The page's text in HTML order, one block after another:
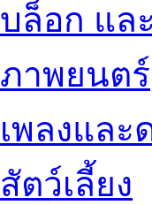
บล็อก แล
ภาพยนตร์
เพลงและ
สัตว์เลี้ยง